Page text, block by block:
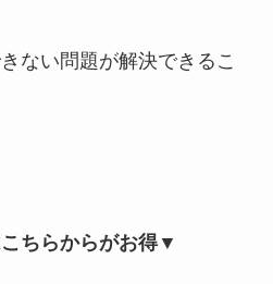
ない問題が解決できるこ
ちらからがお得▼